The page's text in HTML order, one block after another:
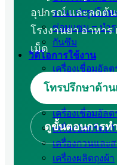
งานแปรรูปโลห
ซ่อมแซม – บำรุ
กันซึม
วิดีโอการใช้งาน
เครื่องเชื่อมอัล
เครื่องเย็บอัลตร
เครื่องเชื่อมอัล
เครื่องบัดกรีตะ
เครื่องกวนและ
เครื่องผลิตถุงผ้า
อุปกรณ์ และลดต้น
โรงงานยา อาหา
เม็ด
โทรปรึกษาด้า
ดูขั้นตอนการท